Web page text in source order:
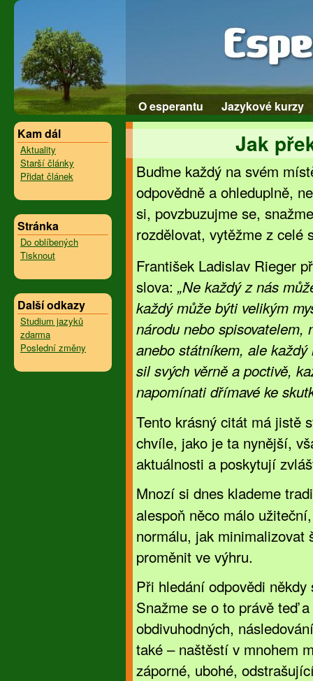
O esperantu
Jazykové kurzy
Kam dál
Aktuality
Starší články
Přidat článek
Stránka
Do oblíbených
Tisknout
Další odkazy
Studium jazyků
zdarma
Poslední změny
Jak
Buďme každý na svém
odpovědně a ohleduplně,
si, povzbuzujme se,
rozdělovat, vytěžme z celé
František Ladislav Rieger
slova: „Ne každý z nás
každý může býti velikým
národu nebo spisovatelem,
anebo státníkem, ale
sil svých věrně a poctivě,
napomínati dřímavé ke
Tento krásný citát má jistě
chvíle, jako je ta nynější,
aktuálnosti a poskytují
Mnozí si dnes klademe
alespoň něco málo
normálu, jak minimalizovat
proměnit ve výhru.
Při hledání odpovědi
Snažme se o to právě teď
obdivuhodných,
také – naštěstí v mnohem
záporné, ubohé,